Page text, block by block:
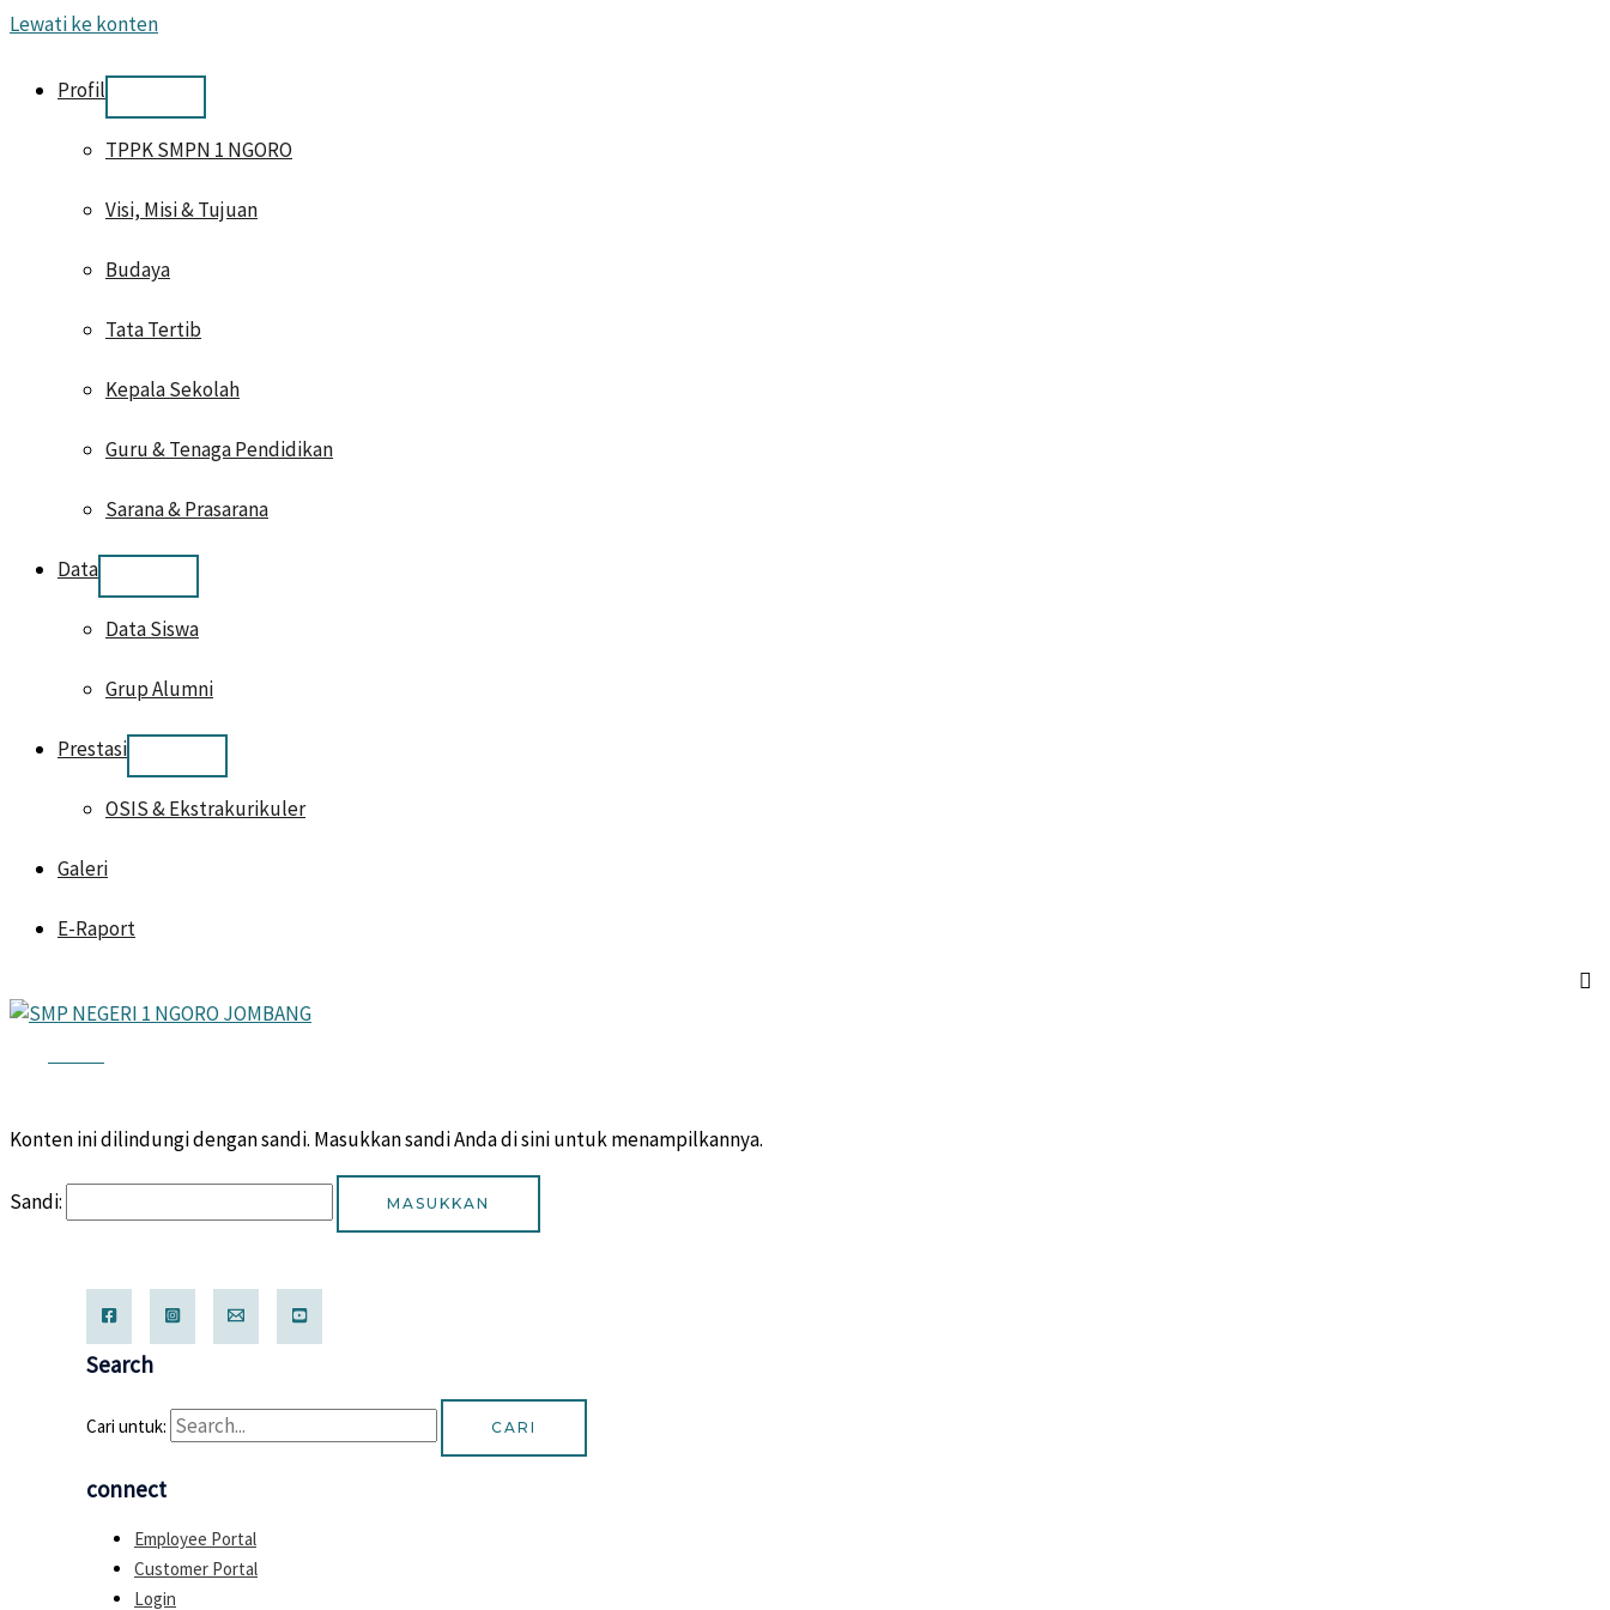
Lewati ke konten
Profil
TPPK SMPN 1 NGORO
Visi, Misi & Tujuan
Budaya
Tata Tertib
Kepala Sekolah
Guru & Tenaga Pendidikan
Sarana & Prasarana
Data
Data Siswa
Grup Alumni
Prestasi
OSIS & Ekstrakurikuler
Galeri
E-Raport
Konten ini dilindungi dengan sandi. Masukkan sandi Anda di sini untuk menampilkannya.
Sandi:
Search
Cari untuk:
connect
Employee Portal
Customer Portal
Login